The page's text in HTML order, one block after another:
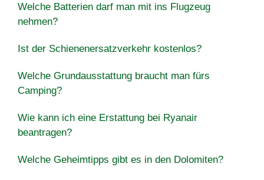
Welche Batterien darf man mit ins Flugzeug
nehmen?
Ist der Schienenersatzverkehr kostenlos?
Welche Grundausstattung braucht man fürs
Camping?
Wie kann ich eine Erstattung bei Ryanair
beantragen?
Welche Geheimtipps gibt es in den Dolomiten?